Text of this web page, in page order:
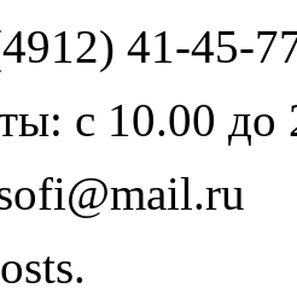
41-45-
с 10.00 до